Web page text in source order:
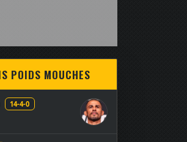
POIDS MOUCHES
14-4-0